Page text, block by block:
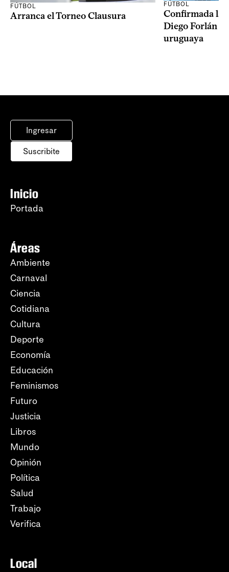
FÚTBOL
Arranca el Torneo Clausura
FÚTBOL
Confirmada la
Diego Forlán
uruguaya
Ingresar
Suscribite
Inicio
Portada
Áreas
Ambiente
Carnaval
Ciencia
Cotidiana
Cultura
Deporte
Economía
Educación
Feminismos
Futuro
Justicia
Libros
Mundo
Opinión
Política
Salud
Trabajo
Verifica
Local